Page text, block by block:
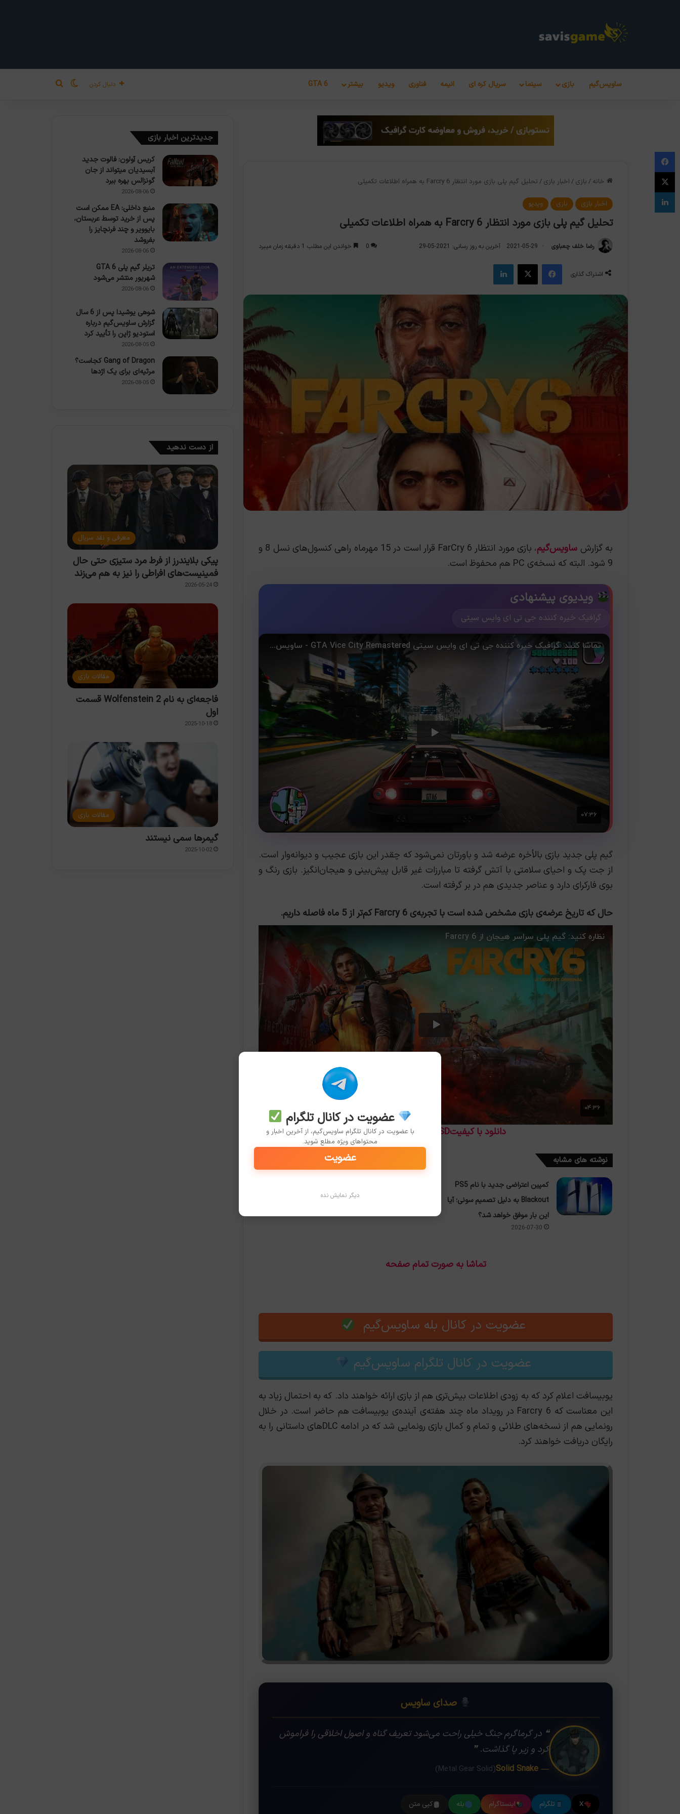
ساویس‌گیم بازی سینما سریال کره ای انیمه فناوری ویدیو بیشتر GTA 6 دنبال کردن تغییر پوسته
جستجو برای
خانه / بازی / اخبار بازی / تحلیل گیم پلی بازی مورد انتظار Farcry 6 به همراه اطلاعات تکمیلی
اخبار بازی بازی ویدیو
تحلیل گیم پلی بازی مورد انتظار Farcry 6 به همراه اطلاعات تکمیلی
رضا خلف چعباوی 2021-05-29 آخرین به روز رسانی: 2021-05-29 0 خواندن این مطلب 1 دقیقه زمان میبرد
اشتراک گذاری
فیس بوک X لینکدین
به گزارش ساویس‌گیم
، بازی مورد انتظار FarCry 6 قرار است در 15 مهرماه راهی کنسول‌های نسل 8 و
9 شود. البته که نسخه‌ی PC هم محفوظ است.
ویدیوی پیشنهادی
گرافیک خیره کننده جی تی ای وایس سیتی
گیم پلی جدید بازی بالأخره عرضه شد و باورتان نمی‌شود که چقدر این بازی عجیب و دیوانه‌وار است.
از جت پک و احیای سلامتی با آتش گرفته تا مبارزات غیر قابل پیش‌بینی و هیجان‌انگیز. بازی رنگ و
بوی فارکرای دارد و عناصر جدیدی هم در بر گرفته است.
حال که تاریخ عرضه‌ی بازی مشخص شده است با تجربه‌ی Farcry 6 کم‌تر از 5 ماه فاصله داریم.
دانلود با کیفیتSD دانلود با کیفیتHD
نوشته های مشابه
کمپین اعتراضی جدید با نام PS5
Blackout به دلیل تصمیم سونی؛ آیا
این بار موفق خواهد شد؟
2026-07-30
۲۰۲۶)
تماشا به صورت تمام صفحه
عضویت در کانال بله ساویس‌گیم
عضویت در کانال تلگرام ساویس‌گیم
یوبیسافت اعلام کرد که به زودی اطلاعات بیش‌تری هم از بازی ارائه خواهند داد. که به احتمال زیاد به
این معناست که Farcry 6 در رویداد ماه چند هفته‌ی آینده‌ی یوبیسافت هم حاضر است. در خلال
رونمایی هم از نسخه‌های طلائی و تمام و کمال بازی رونمایی شد که در ادامه DLCهای داستانی را به
رايگان دریافت خواهند کرد.
❝ صدای ساویس
❝ در گرماگرم جنگ خیلی راحت می‌شود تعریف گناه و اصول اخلاقی را فراموش
کرد و زیر پا گذاشت. ❞
— Solid Snake
(Metal Gear Solid)
X تلگرام اینستاگرام بله کپی متن
جدیدترین اخبار بازی
کریس آولون: فالوت جدید
آبسیدیان میتواند از جان
گونزالس بهره ببرد
2026-08-06
منبع داخلی: EA ممکن است
پس از خرید توسط عربستان،
بایوویر و چند فرنچایز را
بفروشد
2026-08-06
تریلر گیم پلی GTA 6
شهریور منتشر می‌شود
2026-08-06
شوهی یوشیدا پس از 6 سال
گزارش ساویس‌گیم درباره
استودیو ژاپن را تأیید کرد
2026-08-05
Gang of Dragon کجاست؟
مرثیه‌ای برای یک اژدها
2026-08-05
از دست ندهید
معرفی و نقد سریال
پیکی بلایندرز از فرط مرد ستیزی حتی حال
فمینیست‌های افراطی را نیز به هم می‌زند
2026-05-24
مقالات بازی
فاجعه‌ای به نام Wolfenstein 2 قسمت
اول
2025-10-18
مقالات بازی
گیمرها سمی نیستند
2025-10-02
فیس بوک
X
لینکدین
عضویت در کانال تلگرام
با عضویت در کانال تلگرام ساویس‌گیم، از آخرین اخبار و
محتواهای ویژه مطلع شوید.
عضویت
دیگر نمایش نده